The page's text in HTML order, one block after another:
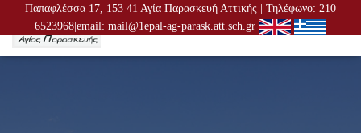
Παπαφλέσσα 17, 153 41 Αγία Παρασκευή Αττικής | Τηλέφωνο: 210
6523968|email: mail@1epal-ag-parask.att.sch.gr
Ν